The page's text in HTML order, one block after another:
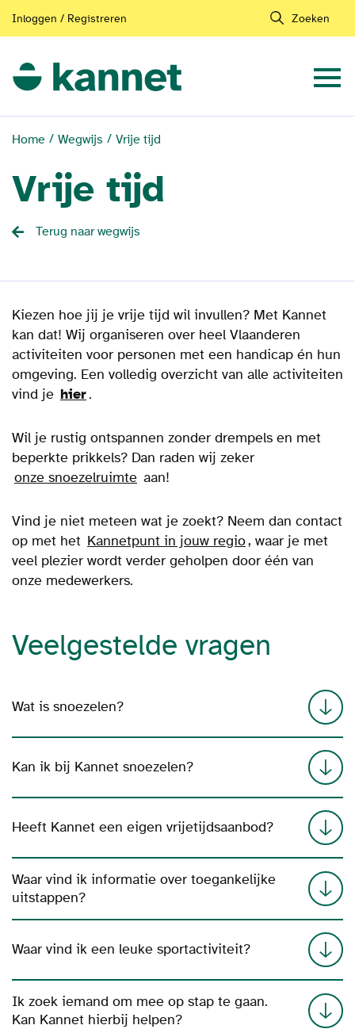
Inloggen / Registreren Zoeken
Home Wegwijs Vrije tijd
Vrije tijd
Terug naar wegwijs
Kiezen hoe jij je vrije tijd wil invullen? Met Kannet
kan dat! Wij organiseren over heel Vlaanderen
activiteiten voor personen met een handicap én hun
omgeving. Een volledig overzicht van alle activiteiten
vind je hier.
Wil je rustig ontspannen zonder drempels en met
beperkte prikkels? Dan raden wij zeker
onze snoezelruimte aan!
Vind je niet meteen wat je zoekt? Neem dan contact
op met het Kannetpunt in jouw regio, waar je met
veel plezier wordt verder geholpen door één van
onze medewerkers.
Veelgestelde vragen
Wat is snoezelen?
Kan ik bij Kannet snoezelen?
Heeft Kannet een eigen vrijetijdsaanbod?
Waar vind ik informatie over toegankelijke
uitstappen?
Waar vind ik een leuke sportactiviteit?
Ik zoek iemand om mee op stap te gaan.
Kan Kannet hierbij helpen?